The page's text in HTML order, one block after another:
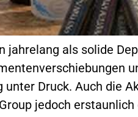
als solide
Druck. Auch die
jedoch erstaunlich